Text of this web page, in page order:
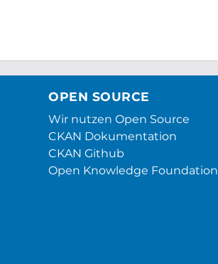
OPEN SOURCE
Wir nutzen Open Source
CKAN Dokumentation
CKAN Github
Open Knowledge Foundation